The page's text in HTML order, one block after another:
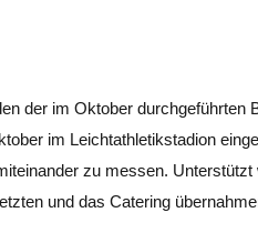
der im Oktober durchgeführten
im Leichtathletikstadion
zu messen.
und das Catering